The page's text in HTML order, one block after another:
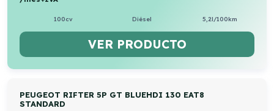
100cv Diésel 5,2l/100km
VER PRODUCTO
PEUGEOT RIFTER 5P GT BLUEHDI 130 EAT8
STANDARD